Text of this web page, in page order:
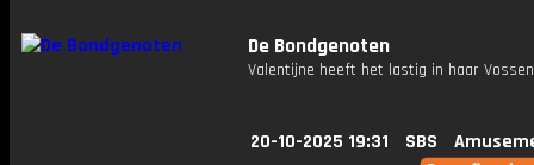
De Bondgenoten
Valentijne heeft het lastig in haar
20-10-2025 19:31 SBS